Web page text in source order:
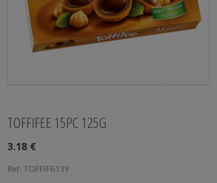
TOFFIFEE 15PC 125G
3.18 €
Ref: TOFFIF613Y